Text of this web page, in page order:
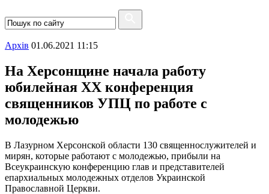
Архiв 01.06.2021 11:15
На Херсонщине начала работу
юбилейная XX конференция
священников УПЦ по работе с
молодежью
В Лазурном Херсонской области 130 священнослужителей и
мирян, которые работают с молодежью, прибыли на
Всеукраинскую конференцию глав и представителей
епархиальных молодежных отделов Украинской
Православной Церкви.